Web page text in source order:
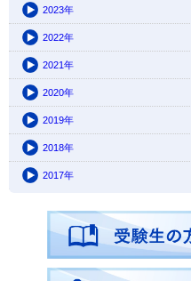
2023年
2022年
2021年
2020年
2019年
2018年
2017年